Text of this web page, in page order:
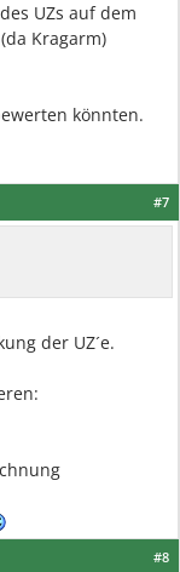
UZs auf dem
Kragarm)
könnten.
#7
der UZ´e.
#8